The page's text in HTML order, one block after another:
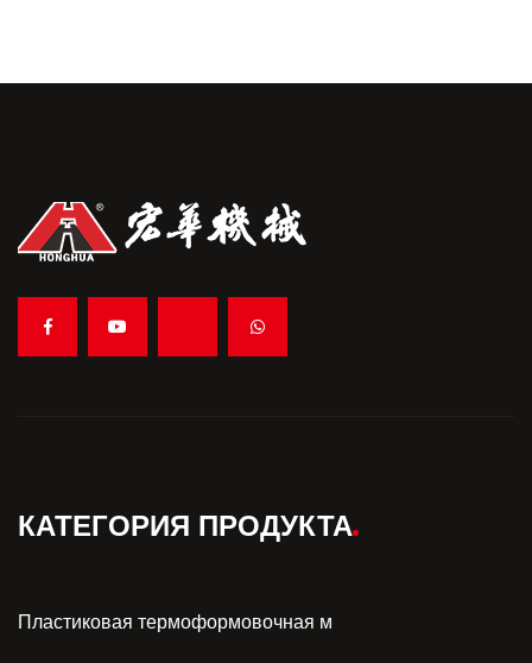
КАТЕГОРИЯ ПРОДУКТА
Пластиковая термоформовочная м